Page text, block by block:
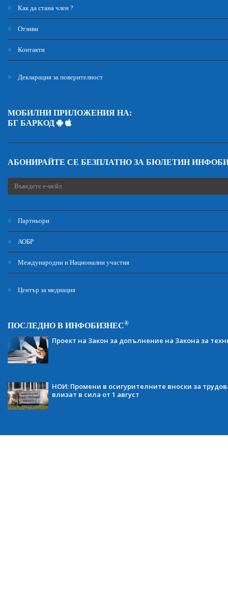
Как да стана член ?
Отзиви
Контакти
Декларация за поверителност
МОБИЛНИ ПРИЛОЖЕНИЯ НА:
БГ БАРКОД
АБОНИРАЙТЕ СЕ БЕЗПЛАТНО ЗА БЮЛЕТИН
Партньори
АОБР
Международни и Национални участия
Център за медиация
ПОСЛЕДНО В ИНФОБИЗНЕС®
Проект на Закон за допълнение на Закона за
НОИ: Промени в осигурителните вноски за
влизат в сила от 1 август